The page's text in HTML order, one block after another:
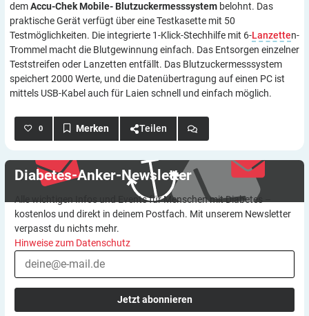
demAccu-Chek Mobile- Blutzuckermesssystem belohnt. Das
praktische Gerät verfügt über eine Testkasette mit 50
Testmöglichkeiten. Die integrierte 1-Klick-Stechhilfe mit 6-Lanzetten-
Trommel macht die Blutgewinnung einfach. Das Entsorgen einzelner
Teststreifen oder Lanzetten entfällt. Das Blutzuckermesssystem
speichert 2000 Werte, und die Datenübertragung auf einen PC ist
mittels USB-Kabel auch für Laien schnell und einfach möglich.
0 Teilen
Diabetes-Anker-Newsletter
Alle wichtigen Infos und Events für Menschen mit Diabetes –
kostenlos und direkt in deinem Postfach. Mit unserem Newsletter
verpasst du nichts mehr.
Hinweise zum Datenschutz
Jetzt abonnieren